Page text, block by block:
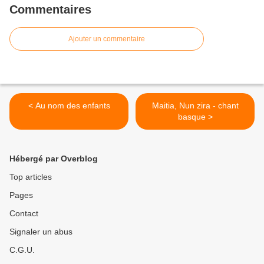
Commentaires
Ajouter un commentaire
< Au nom des enfants
Maitia, Nun zira - chant
basque >
Hébergé par Overblog
Top articles
Pages
Contact
Signaler un abus
C.G.U.